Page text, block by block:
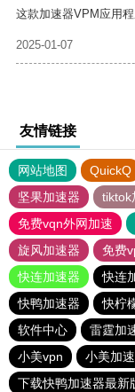
这款加速器VPM应用
2025-01-07
友情链接
网站地图 QuickQ
坚果加速器
tiktok
免费vqn外网加速
旋风加速器
免费
快连加速器
快连
快鸭加速器
快柠
软件中心
雷霆加
小美vpn
小美加
下载快鸭加速器最新